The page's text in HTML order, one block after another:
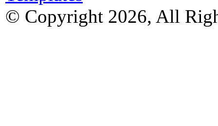
© Copyright 2026, All